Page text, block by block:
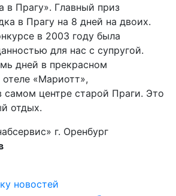
в Прагу». Главный приз
в Прагу на 8 дней на двоих.
в 2003 году была
для нас с супругой.
дней в прекрасном
«Мариотт»,
самом центре старой Праги. Это
отдых.
г. Оренбург
новостей